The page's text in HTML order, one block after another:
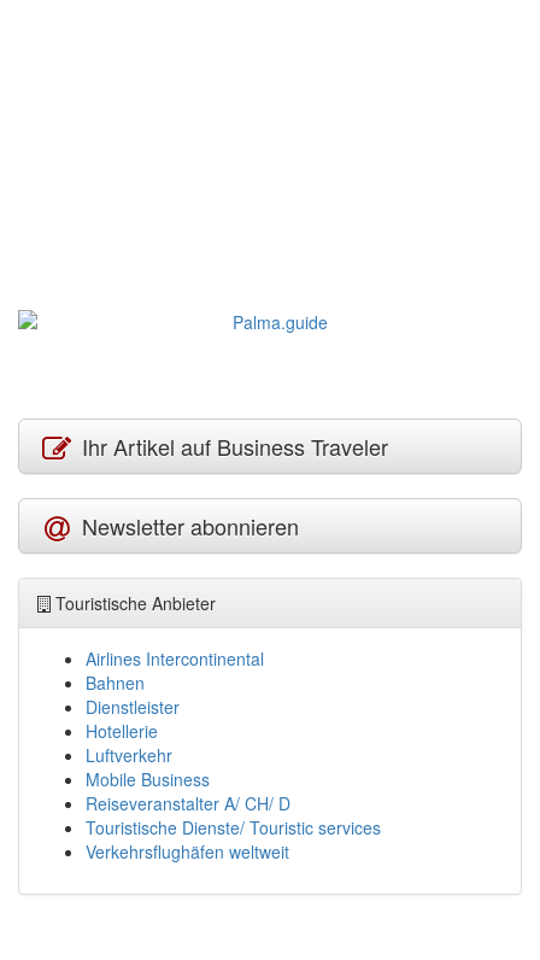
Ihr Artikel auf Business Traveler
Newsletter abonnieren
Touristische Anbieter
Airlines Intercontinental
Bahnen
Dienstleister
Hotellerie
Luftverkehr
Mobile Business
Reiseveranstalter A/ CH/ D
Touristische Dienste/ Touristic services
Verkehrsflughäfen weltweit